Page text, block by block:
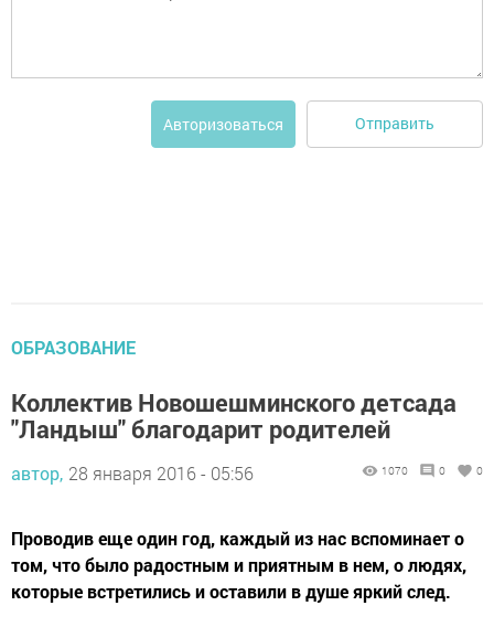
Авторизоваться Отправить
ОБРАЗОВАНИЕ
Коллектив Новошешминского детсада
"Ландыш" благодарит родителей
автор, 28 января 2016 - 05:56 1070 0 0
Проводив еще один год, каждый из нас вспоминает о
том, что было радостным и приятным в нем, о людях,
которые встретились и оставили в душе яркий след.